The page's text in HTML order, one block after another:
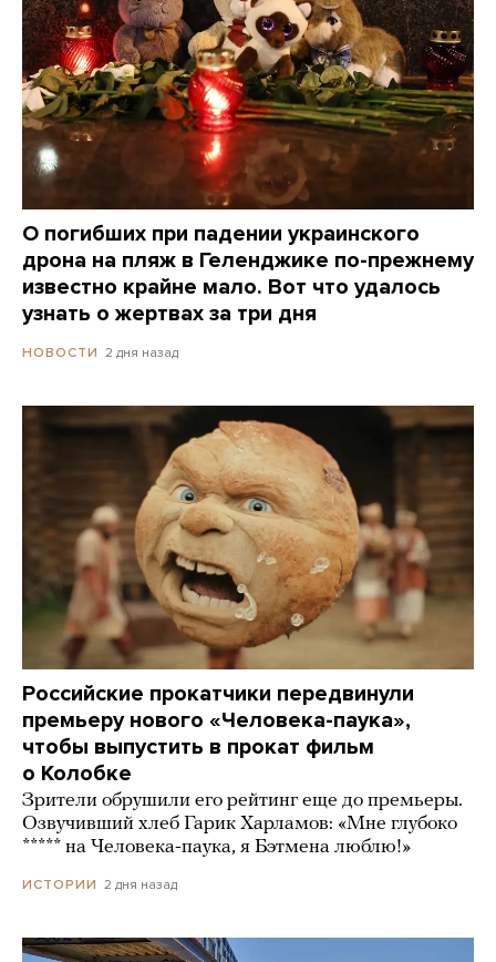
О погибших при падении украинского
дрона на пляж в Геленджике по-прежнему
известно крайне мало. Вот что удалось
узнать о жертвах за три дня
НОВОСТИ 2 дня назад
Российские прокатчики передвинули
премьеру нового «Человека-паука»,
чтобы выпустить в прокат фильм
о Колобке
Зрители обрушили его рейтинг еще до премьеры.
Озвучивший хлеб Гарик Харламов: «Мне глубоко
***** на Человека-паука, я Бэтмена люблю!»
ИСТОРИИ 2 дня назад